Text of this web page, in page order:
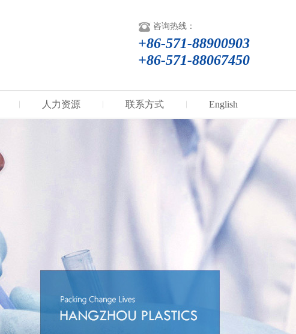
咨询热线：
+86-571-88900903
+86-571-88067450
人力资源 联系方式 English